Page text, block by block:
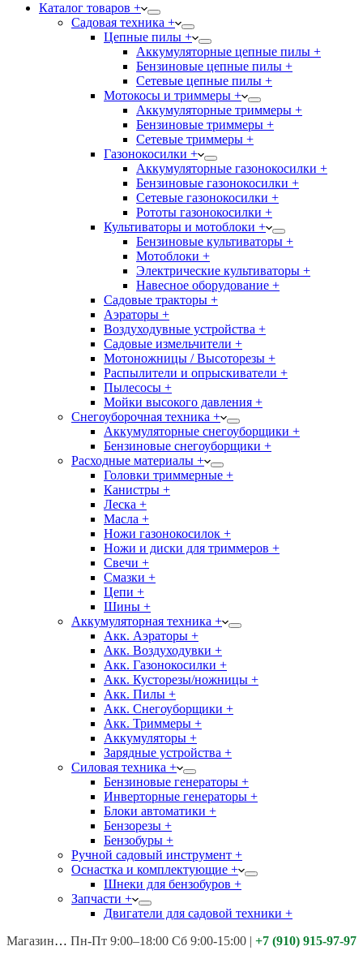
Каталог товаров +
Садовая техника +
Цепные пилы +
Аккумуляторные цепные пилы +
Бензиновые цепные пилы +
Сетевые цепные пилы +
Мотокосы и триммеры +
Аккумуляторные триммеры +
Бензиновые триммеры +
Сетевые триммеры +
Газонокосилки +
Аккумуляторные газонокосилки +
Бензиновые газонокосилки +
Сетевые газонокосилки +
Рототы газонокосилки +
Культиваторы и мотоблоки +
Бензиновые культиваторы +
Мотоблоки +
Электрические культиваторы +
Навесное оборудование +
Садовые тракторы +
Аэраторы +
Воздуходувные устройства +
Садовые измельчители +
Мотоножницы / Высоторезы +
Распылители и опрыскиватели +
Пылесосы +
Мойки высокого давления +
Снегоуборочная техника +
Аккумуляторные снегоуборщики +
Бензиновые снегоуборщики +
Расходные материалы +
Головки триммерные +
Канистры +
Леска +
Масла +
Ножи газонокосилок +
Ножи и диски для триммеров +
Свечи +
Смазки +
Цепи +
Шины +
Аккумуляторная техника +
Акк. Аэраторы +
Акк. Воздуходувки +
Акк. Газонокосилки +
Акк. Кусторезы/ножницы +
Акк. Пилы +
Акк. Снегоуборщики +
Акк. Триммеры +
Аккумуляторы +
Зарядные устройства +
Силовая техника +
Бензиновые генераторы +
Инверторные генераторы +
Блоки автоматики +
Бензорезы +
Бензобуры +
Ручной садовый инструмент +
Оснастка и комплектующие +
Шнеки для бензобуров +
Запчасти +
Двигатели для садовой техники +
Магазины: Калуга ул. Московская д.113
Пн-Пт 9:00–18:00 Сб 9:00-15:00 | +7 (910) 915-97-97